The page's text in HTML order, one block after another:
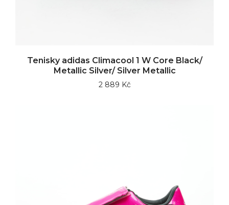
Tenisky adidas Climacool 1 W Core Black/
Metallic Silver/ Silver Metallic
2 889 Kč